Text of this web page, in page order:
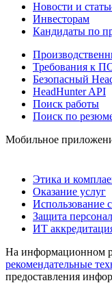
Новости и
Инвесторам
Кандидаты по
Требования к
Безопасный
HeadHunter API
Поиск работы
Поиск по
Мобильное
Этика и
Оказание услуг
Использование
Защита
ИТ
На информационном
рекомендательные
предоставления